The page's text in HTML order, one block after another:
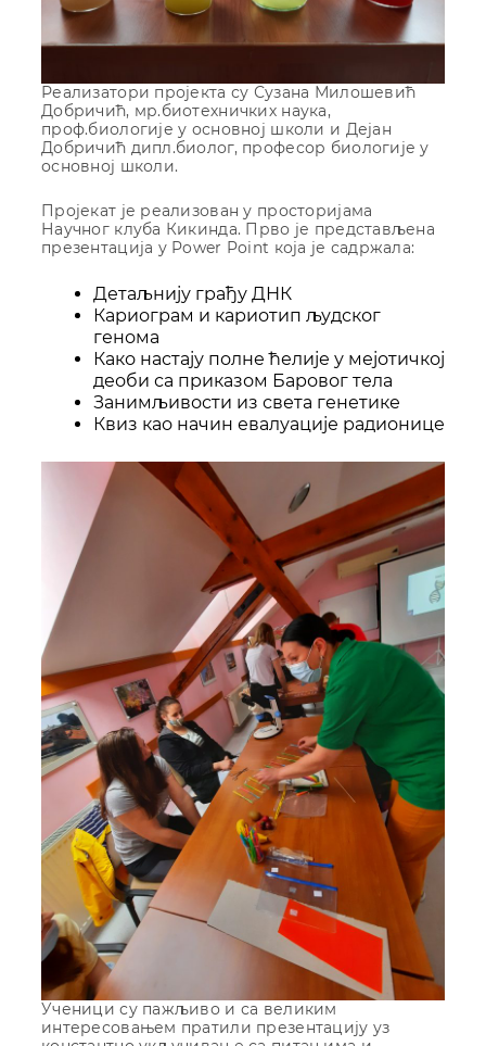
Реализатори пројекта су Сузана Милошевић
Добричић, мр.биотехничких наука,
проф.биологије у основној школи и Дејан
Добричић дипл.биолог, професор биологије у
основној школи.
Пројекат је реализован у просторијама
Научног клуба Кикинда. Прво је представљена
презентација у Power Point која је садржала:
Детаљнију грађу ДНК
Кариограм и кариотип људског
генома
Како настају полне ћелије у мејотичкој
деоби са приказом Баровог тела
Занимљивости из света генетике
Квиз као начин евалуације радионице
Ученици су пажљиво и са великим
интересовањем пратили презентацију уз